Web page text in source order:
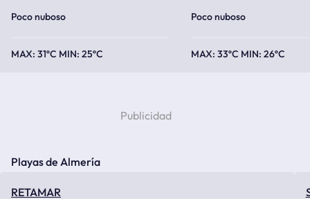
Poco nuboso
31ºC 25ºC
Poco nuboso
33ºC 26ºC
Playas de Almería
RETAMAR